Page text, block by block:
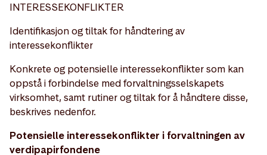
INTERESSEKONFLIKTER
Identifikasjon og tiltak for håndtering av
interessekonflikter
Konkrete og potensielle interessekonflikter som kan
oppstå i forbindelse med forvaltningsselskapets
virksomhet, samt rutiner og tiltak for å håndtere disse,
beskrives nedenfor.
Potensielle interessekonflikter i forvaltningen av
verdipapirfondene